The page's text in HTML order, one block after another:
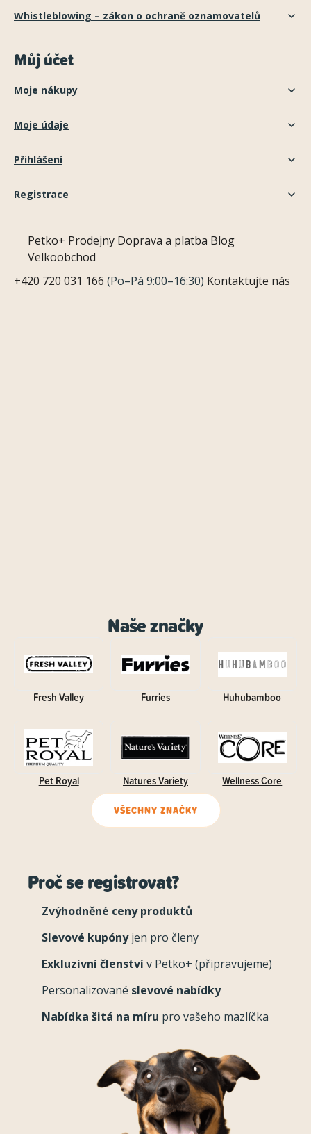
Whistleblowing – zákon o ochraně oznamovatelů
Můj účet
Moje nákupy
Moje údaje
Přihlášení
Registrace
Petko+ Prodejny Doprava a platba Blog
Velkoobchod
+420 720 031 166 (Po–Pá 9:00–16:30) Kontaktujte nás
Naše značky
Fresh Valley Furries Huhubamboo
Pet Royal Natures Variety Wellness Core
VŠECHNY ZNAČKY
Proč se registrovat?
Zvýhodněné ceny produktů
Slevové kupónyjen pro členy
Exkluzivní členstvív Petko+ (připravujeme)
Personalizované slevové nabídky
Nabídka šitá na míru pro vašeho mazlíčka